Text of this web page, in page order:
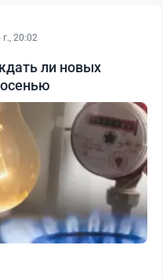
г., 20:02
ли новых